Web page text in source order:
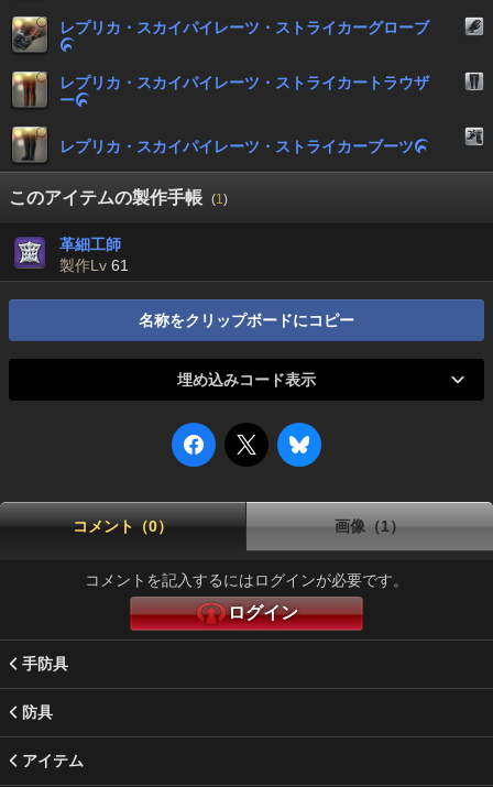
レプリカ・スカイパイレーツ・ストライカーグローブ

レプリカ・スカイパイレーツ・ストライカートラウザ
ー
レプリカ・スカイパイレーツ・ストライカーブーツ
このアイテムの製作手帳 (1)
革細工師
製作Lv 61
名称をクリップボードにコピー
埋め込みコード表示
コメント（0） 画像（1）
コメントを記入するにはログインが必要です。
ログイン
手防具
防具
アイテム